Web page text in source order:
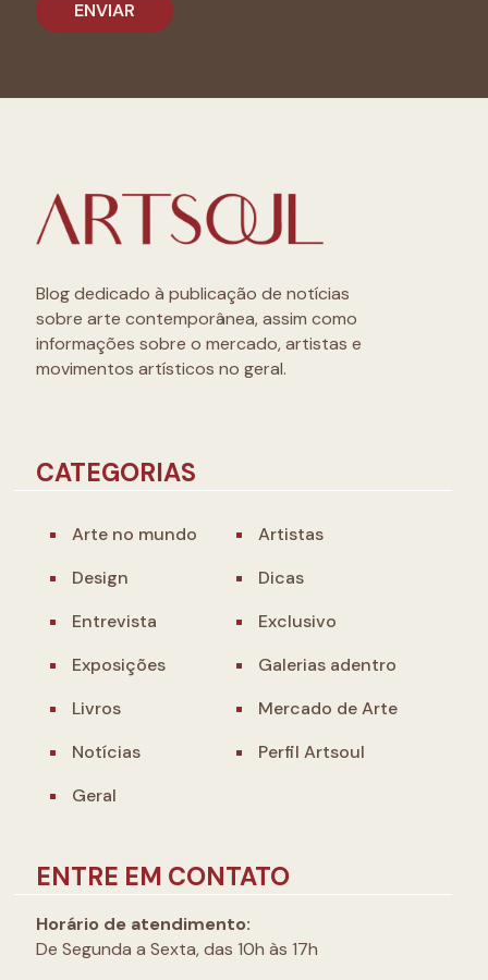
Blog dedicado à publicação de notícias
sobre arte contemporânea, assim como
informações sobre o mercado, artistas e
movimentos artísticos no geral.
CATEGORIAS
Arte no mundo
Artistas
Design
Dicas
Entrevista
Exclusivo
Exposições
Galerias adentro
Livros
Mercado de Arte
Notícias
Perfil Artsoul
Geral
ENTRE EM CONTATO
Horário de atendimento:
De Segunda a Sexta, das 10h às 17h